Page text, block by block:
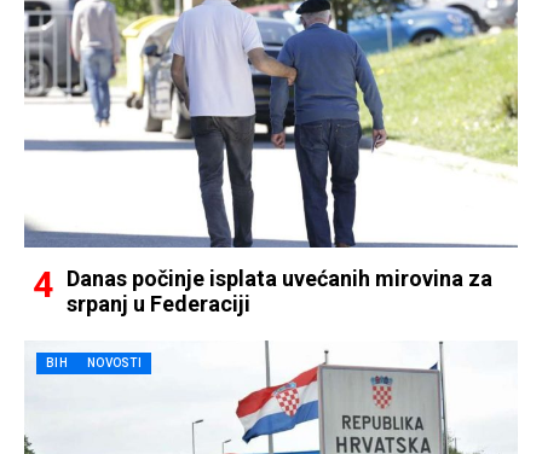
Danas počinje isplata uvećanih mirovina za
srpanj u Federaciji
BIH NOVOSTI